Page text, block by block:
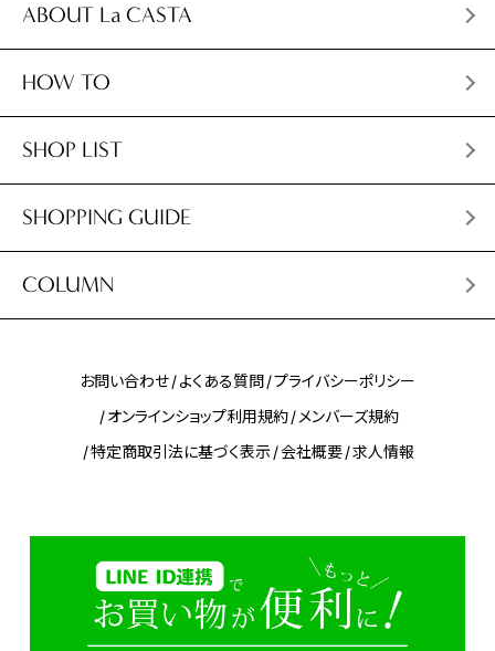
ABOUT La CASTA
HOW TO
SHOP LIST
SHOPPING GUIDE
COLUMN
お問い合わせ よくある質問 プライバシーポリシー
オンラインショップ利用規約
メンバーズ規約
特定商取引法に基づく表示 会社概要 求人情報